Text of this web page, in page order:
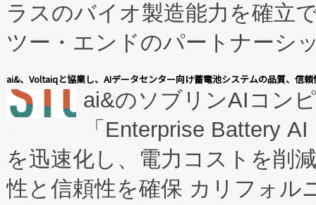
ラスのバイオ製造能力を確立
ツー・エンドのパートナーシ
表しました。 同社の実績ある
manufacturing™ (FCCM™) プ
たNeXは、バイオ医薬品製造
従来のフェッドバッチ施設の
に、患者やサプライチェーン
ai&、Voltaiqと協業し、AIデータセンター向け蓄電池システムの品質、信
ai&のソブリンAIコン
「Enterprise Battery
を迅速化し、電力コストを削
性と信頼性を確保 カリフォル